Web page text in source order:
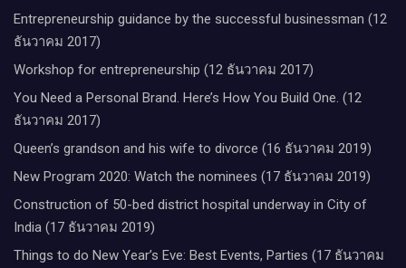
Entrepreneurship guidance by the successful businessman (12
ธันวาคม 2017)
Workshop for entrepreneurship (12 ธันวาคม 2017)
You Need a Personal Brand. Here’s How You Build One. (12
ธันวาคม 2017)
Queen’s grandson and his wife to divorce (16 ธันวาคม 2019)
New Program 2020: Watch the nominees (17 ธันวาคม 2019)
Construction of 50-bed district hospital underway in City of
India (17 ธันวาคม 2019)
Things to do New Year’s Eve: Best Events, Parties (17 ธันวาคม